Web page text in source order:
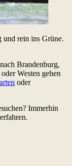
und rein ins Grüne.
Brandenburg,
Westen gehen
oder
Immerhin
erfahren.